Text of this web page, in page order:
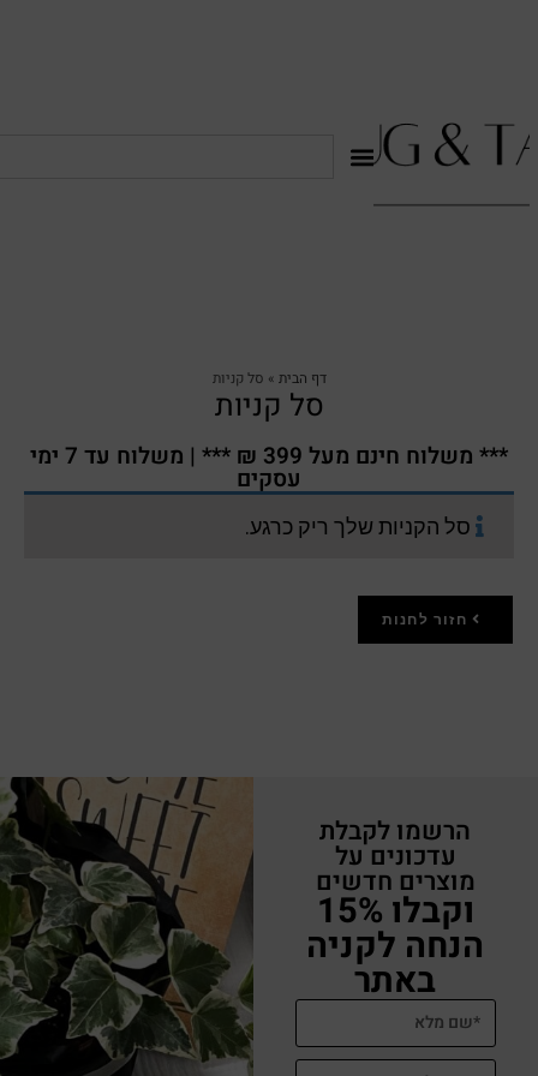
דף הבית » סל קניות
סל קניות
*** משלוח חינם מעל 399 ₪ *** | משלוח עד 7 ימי
עסקים
סל הקניות שלך ריק כרגע.
חזור לחנות
הרשמו לקבלת
עדכונים על
מוצרים חדשים
וקבלו 15%
הנחה לקניה
באתר